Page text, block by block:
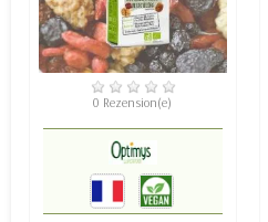
NICHT AUF LAGER
0 Rezension(e)